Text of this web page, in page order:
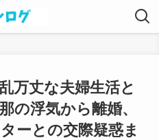
万丈な夫婦生活と
の浮気から離婚、
ーとの交際疑惑ま